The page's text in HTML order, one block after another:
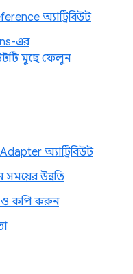
অ্যাট্রিবিউট
এর
মুছে ফেলুন
অ্যাট্রিবিউট
উন্নতি
ও কপি করুন